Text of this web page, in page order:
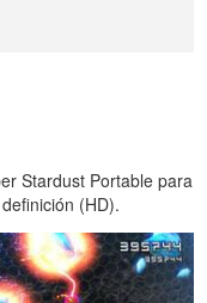
Stardust Portable para
(HD).